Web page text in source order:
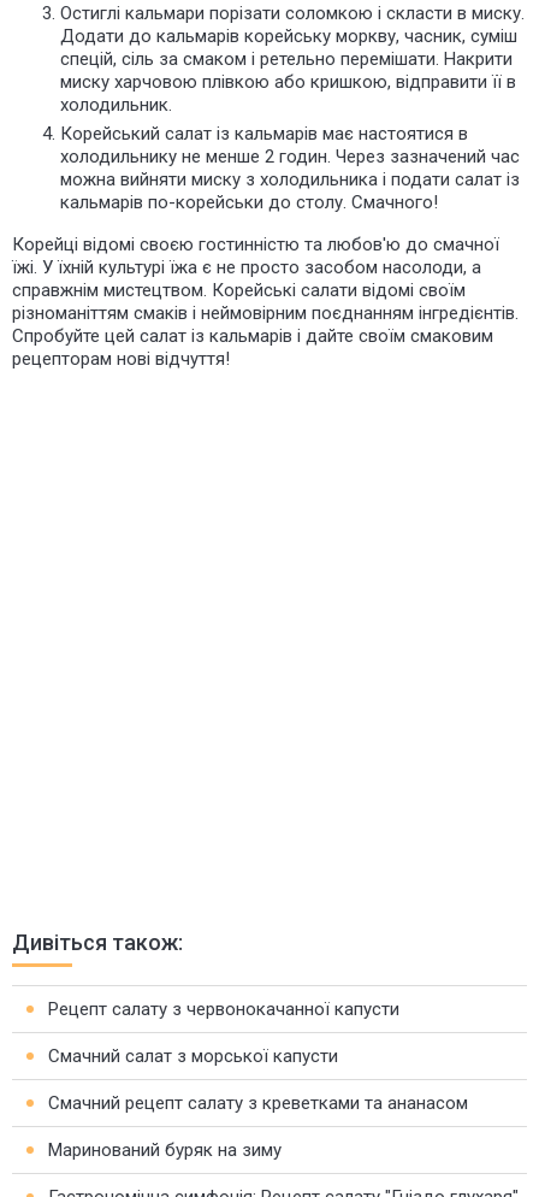
Остиглі кальмари порізати соломкою і скласти в миску.
Додати до кальмарів корейську моркву, часник, суміш
спецій, сіль за смаком і ретельно перемішати. Накрити
миску харчовою плівкою або кришкою, відправити її в
холодильник.
Корейський салат із кальмарів має настоятися в
холодильнику не менше 2 годин. Через зазначений час
можна вийняти миску з холодильника і подати салат із
кальмарів по-корейськи до столу. Смачного!
Корейці відомі своєю гостинністю та любов'ю до смачної
їжі. У їхній культурі їжа є не просто засобом насолоди, а
справжнім мистецтвом. Корейські салати відомі своїм
різноманіттям смаків і неймовірним поєднанням інгредієнтів.
Спробуйте цей салат із кальмарів і дайте своїм смаковим
рецепторам нові відчуття!
Дивіться також:
Рецепт салату з червонокачанної капусти
Смачний салат з морської капусти
Смачний рецепт салату з креветками та ананасом
Маринований буряк на зиму